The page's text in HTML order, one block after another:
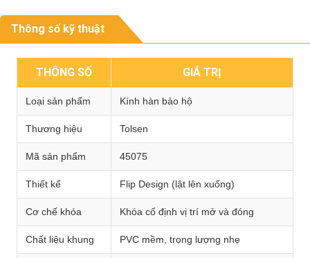
Thông số kỹ thuật
THÔNG SỐ GIÁ TRỊ
Loại sản phẩm Kính hàn bảo hộ
Thương hiệu Tolsen
Mã sản phẩm 45075
Thiết kế Flip Design (lật lên xuống)
Cơ chế khóa Khóa cố định vị trí mở và đóng
Chất liệu khung PVC mềm, trọng lượng nhẹ